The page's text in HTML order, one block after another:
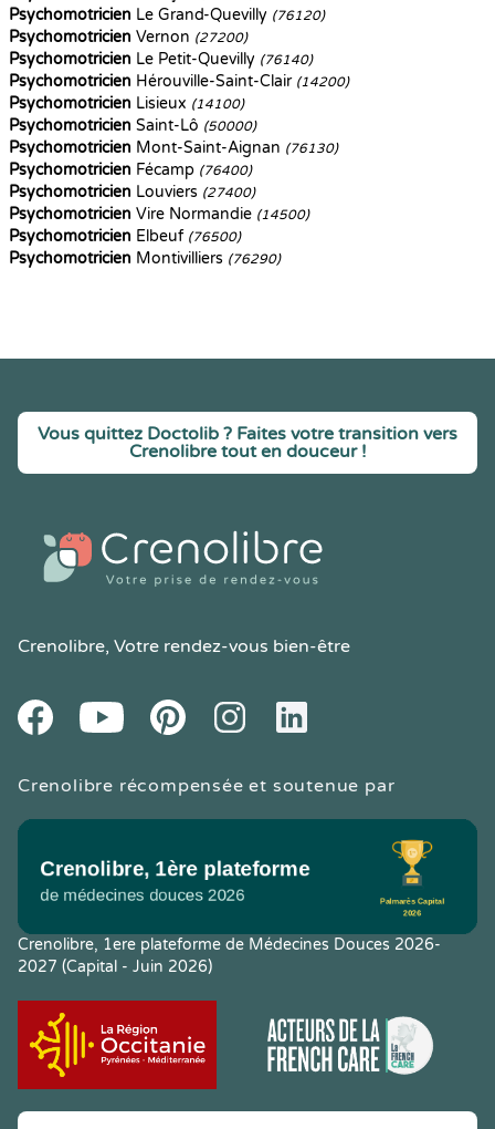
Psychomotricien Le Grand-Quevilly (76120)
Psychomotricien Vernon (27200)
Psychomotricien Le Petit-Quevilly (76140)
Psychomotricien Hérouville-Saint-Clair (14200)
Psychomotricien Lisieux (14100)
Psychomotricien Saint-Lô (50000)
Psychomotricien Mont-Saint-Aignan (76130)
Psychomotricien Fécamp (76400)
Psychomotricien Louviers (27400)
Psychomotricien Vire Normandie (14500)
Psychomotricien Elbeuf (76500)
Psychomotricien Montivilliers (76290)
Vous quittez Doctolib ? Faites votre transition vers
Crenolibre tout en douceur !
Crenolibre, Votre rendez-vous bien-être
FacebookYoutube PinteresetInstagramLinkedIn
Crenolibre récompensée et soutenue par
Crenolibre, 1ere plateforme de Médecines Douces 2026-
2027 (Capital - Juin 2026)